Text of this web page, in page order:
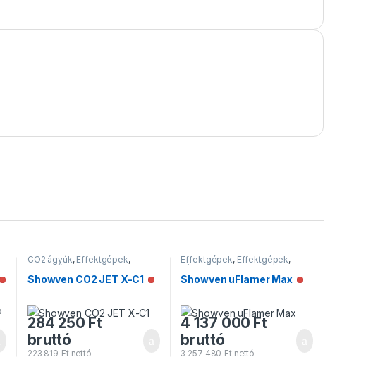
Nincs raktáron
CO2 ágyúk, Effektgépek,
Effektgépek
Showven CO2 JET X-C1 Nincs raktáron
284 250 Ft
bruttó
223 819 Ftnettó
Effektgépek, Effektgépek,
Lánggépek
Showven uFlamer Max Nincs raktáron
4 137 000 Ft
bruttó
3 257 480 Ftnettó